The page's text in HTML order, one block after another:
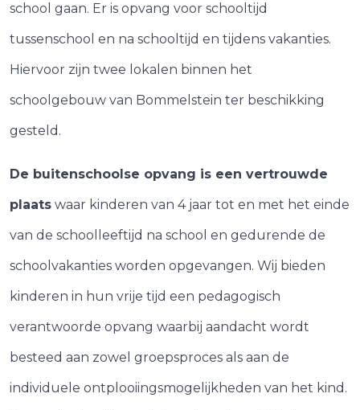
school gaan. Er is opvang voor schooltijd
tussenschool en na schooltijd en tijdens vakanties.
Hiervoor zijn twee lokalen binnen het
schoolgebouw van Bommelstein ter beschikking
gesteld.
De buitenschoolse opvang is een vertrouwde
plaats waar kinderen van 4 jaar tot en met het einde
van de schoolleeftijd na school en gedurende de
schoolvakanties worden opgevangen. Wij bieden
kinderen in hun vrije tijd een pedagogisch
verantwoorde opvang waarbij aandacht wordt
besteed aan zowel groepsproces als aan de
individuele ontplooiingsmogelijkheden van het kind.